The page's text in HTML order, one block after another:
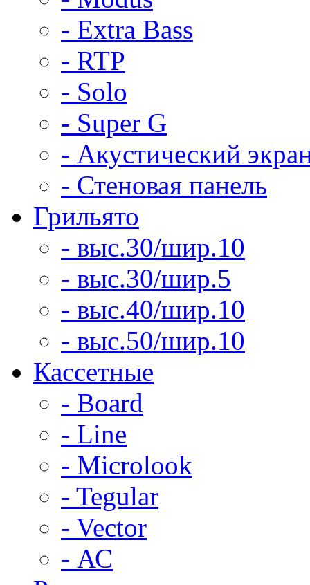
- Extra Bass
- RTP
- Solo
- Super G
- Акустический
- Стеновая панель
Грильято
- выс.30/шир.10
- выс.30/шир.5
- выс.40/шир.10
- выс.50/шир.10
Кассетные
- Board
- Line
- Microlook
- Tegular
- Vector
- АС